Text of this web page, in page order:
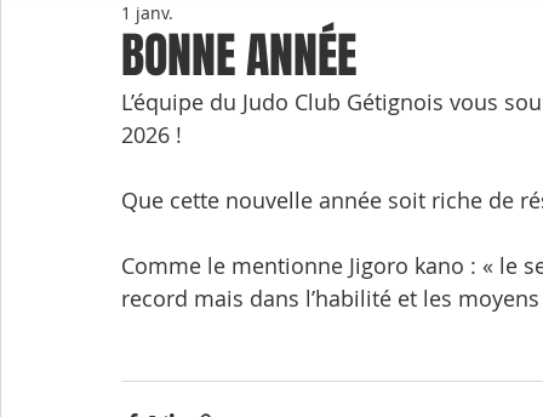
BONNE ANNÉE
1 janv.
L’équipe du Judo Club Gétignois vous
2026 !
Que cette nouvelle année soit riche de
Comme le mentionne Jigoro kano : « le
record mais dans l’habilité et les